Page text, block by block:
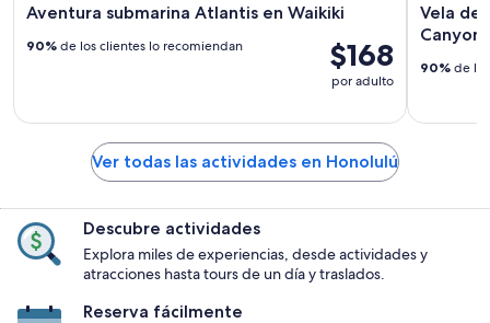
Aventura submarina Atlantis en Waikiki
$168
por adulto
90% de los clientes lo recomiendan
Vela de
Canyon
90% de
Ver todas las actividades en Honolulú
Descubre actividades
Explora miles de experiencias, desde actividades y
atracciones hasta tours de un día y traslados.
Reserva fácilmente